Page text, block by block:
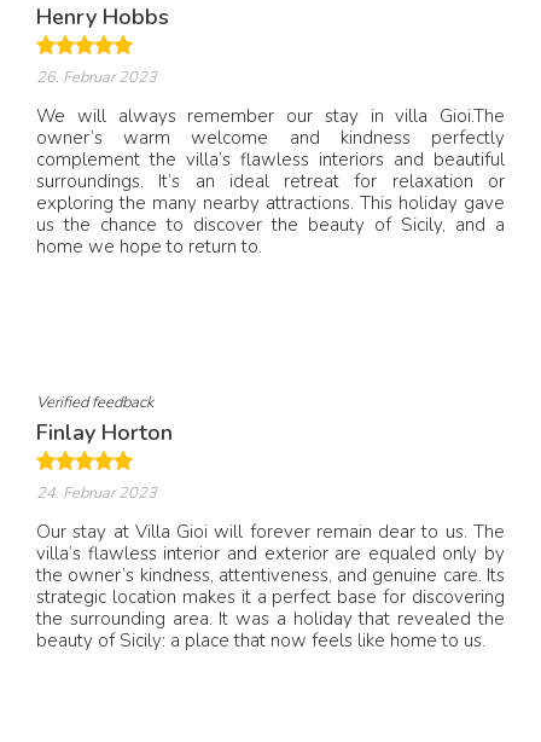
Henry Hobbs
26. Februar 2023
We will always remember our stay in villa Gioi.The
owner’s warm welcome and kindness perfectly
complement the villa’s flawless interiors and beautiful
surroundings. It’s an ideal retreat for relaxation or
exploring the many nearby attractions. This holiday gave
us the chance to discover the beauty of Sicily, and a
home we hope to return to.
Verified feedback
Finlay Horton
24. Februar 2023
Our stay at Villa Gioi will forever remain dear to us. The
villa’s flawless interior and exterior are equaled only by
the owner’s kindness, attentiveness, and genuine care. Its
strategic location makes it a perfect base for discovering
the surrounding area. It was a holiday that revealed the
beauty of Sicily: a place that now feels like home to us.